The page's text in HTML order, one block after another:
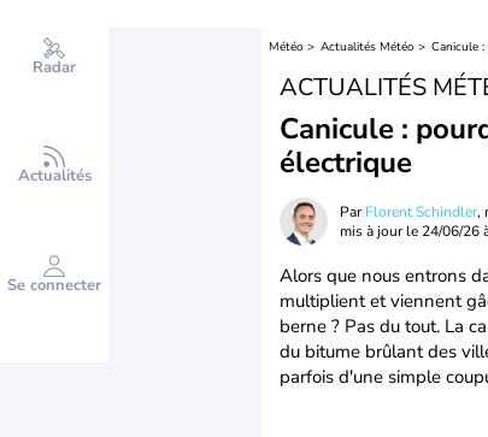
Radar
Actualités
Se connecter
Météo Actualités Météo Canicule
ACTUALITÉS
Canicule :
électrique
ParFlorent Schindler,
mis à jour le 24/06/26
Alors que nous entrons
multiplient et viennent
berne ? Pas du tout. La
du bitume brûlant des
parfois d'une simple